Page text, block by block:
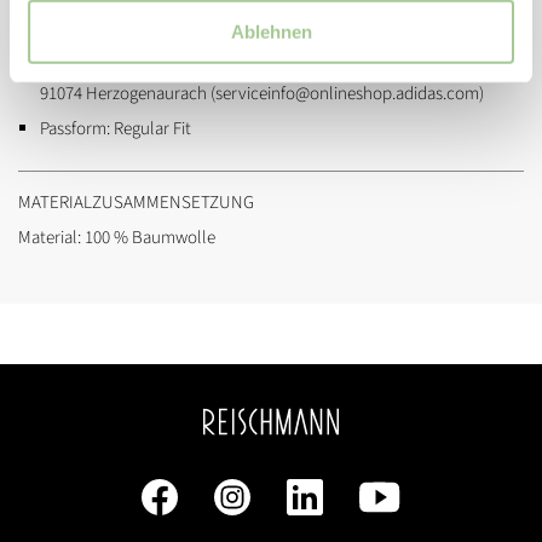
Ablehnen
Hersteller & verantwortliche Person:adidas AG, Adi-Dassler-Str. 1,
91074 Herzogenaurach (serviceinfo@onlineshop.adidas.com)
Passform:Regular Fit
MATERIALZUSAMMENSETZUNG
Material: 100 % Baumwolle